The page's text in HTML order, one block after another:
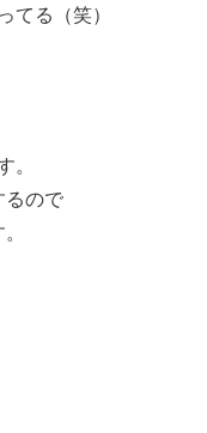
てる（笑）
。
るので